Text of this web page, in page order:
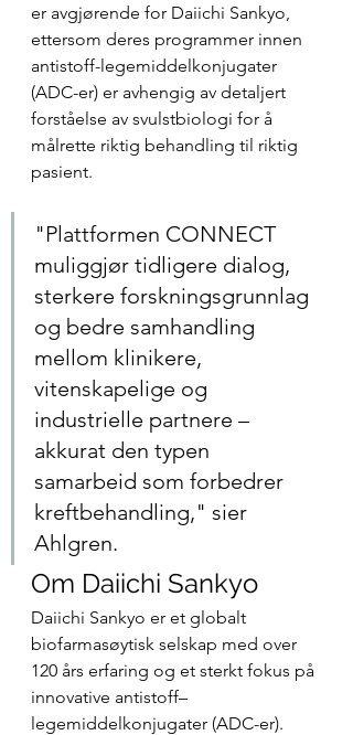
er avgjørende for Daiichi Sankyo,
ettersom deres programmer innen
antistoff-legemiddelkonjugater
(ADC-er) er avhengig av detaljert
forståelse av svulstbiologi for å
målrette riktig behandling til riktig
pasient.
"Plattformen CONNECT
muliggjør tidligere dialog,
sterkere forskningsgrunnlag
og bedre samhandling
mellom klinikere,
vitenskapelige og
industrielle partnere –
akkurat den typen
samarbeid som forbedrer
kreftbehandling," sier
Ahlgren.
Om Daiichi Sankyo
Daiichi Sankyo er et globalt
biofarmasøytisk selskap med over
120 års erfaring og et sterkt fokus på
innovative antistoff–
legemiddelkonjugater (ADC-er).